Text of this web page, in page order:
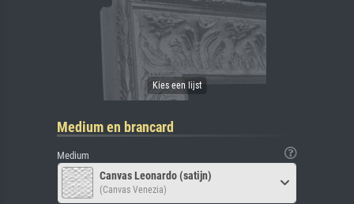
Medium en brancard
Medium
Canvas Leonardo (satijn)
(Canvas Venezia)